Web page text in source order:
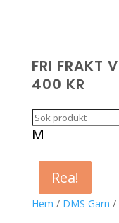
FRI FRAKT
400 KR
M
Hem / DMS Garn /
Rea!
Rea!
Rea!
Rea!